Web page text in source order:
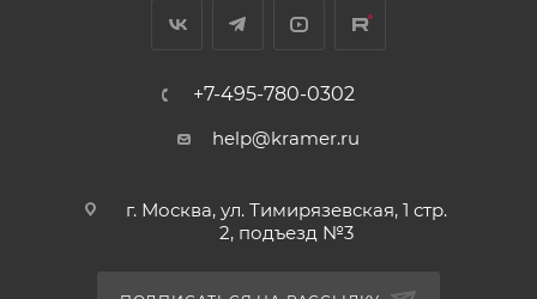
+7-495-780-0302
help@kramer.ru
г. Москва, ул. Тимирязевская, 1 стр.
2, подъезд №3